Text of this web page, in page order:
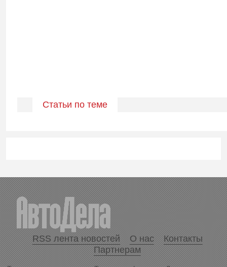
Статьи по теме
RSS лента новостей О нас
Контакты
Партнерам